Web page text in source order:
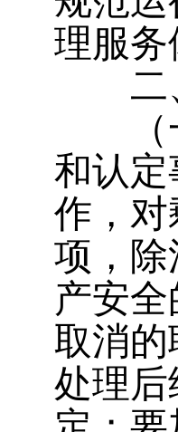
理服务
二
和认
作，对
项，
产安
取消
处理